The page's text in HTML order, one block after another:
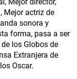
Mejor actriz de
sonora y
forma, pasa a ser
los Globos de
Extranjera de
Oscar.